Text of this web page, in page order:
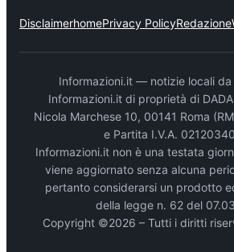
DisclaimerhomePrivacy PolicyRedazione
Informazioni.it — notizie locali
Informazioni.it di proprietà di
Nicola Marchese 10, 00141 Roma
e Partita I.V.A.
Informazioni.it non è una testata
viene aggiornato senza alcuna
pertanto considerarsi un prodotto
della legge n. 62 del
Copyright ©2026 – Tutti i diritti